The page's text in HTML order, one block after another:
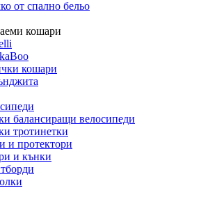
от спално бельо
кошари
кошари
балансиращи велосипеди
тротинетки
и протектори
и кънки